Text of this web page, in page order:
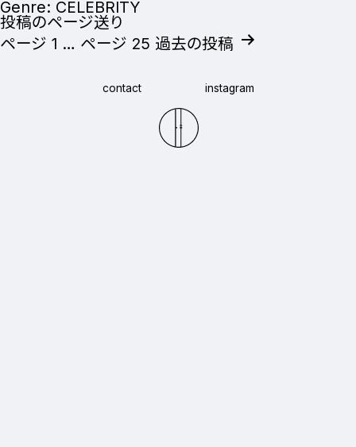
Genre: CELEBRITY
投稿のページ送り
ページ 1 … ページ 25 過去の投稿
contact instagram